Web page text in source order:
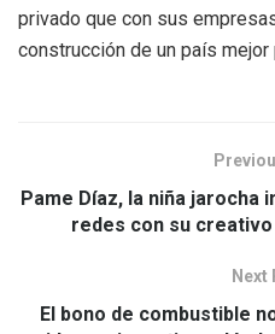
privado que con sus
construcción de un país
Pame Díaz, la niña jarocha
redes con su
Next
El bono de combustible